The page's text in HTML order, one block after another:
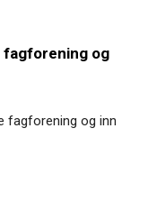
fagforening og
fagforening og inn